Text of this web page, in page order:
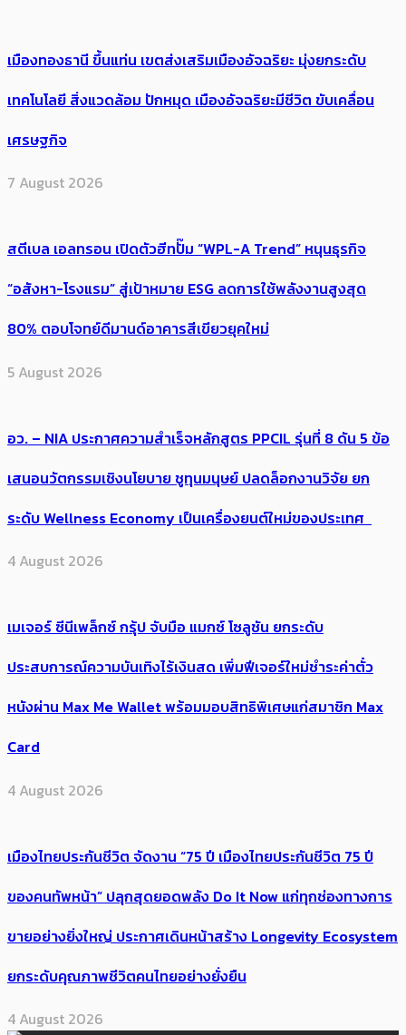
เมืองทองธานี ขึ้นแท่น เขตส่งเสริมเมืองอัจฉริยะ มุ่งยกระดับ
เทคโนโลยี สิ่งแวดล้อม ปักหมุด เมืองอัจฉริยะมีชีวิต ขับเคลื่อน
เศรษฐกิจ
7 August 2026
สตีเบล เอลทรอน เปิดตัวฮีทปั๊ม “WPL-A Trend” หนุนธุรกิจ
“อสังหา-โรงแรม” สู่เป้าหมาย ESG ลดการใช้พลังงานสูงสุด
80% ตอบโจทย์ดีมานด์อาคารสีเขียวยุคใหม่
5 August 2026
อว. – NIA ประกาศความสำเร็จหลักสูตร PPCIL รุ่นที่ 8 ดัน 5 ข้อ
เสนอนวัตกรรมเชิงนโยบาย ชูทุนมนุษย์ ปลดล็อกงานวิจัย ยก
ระดับ Wellness Economy เป็นเครื่องยนต์ใหม่ของประเทศ
4 August 2026
เมเจอร์ ซีนีเพล็กซ์ กรุ้ป จับมือ แมกซ์ โซลูชัน ยกระดับ
ประสบการณ์ความบันเทิงไร้เงินสด เพิ่มฟีเจอร์ใหม่ชำระค่าตั๋ว
หนังผ่าน Max Me Wallet พร้อมมอบสิทธิพิเศษแก่สมาชิก Max
Card
4 August 2026
เมืองไทยประกันชีวิต จัดงาน “75 ปี เมืองไทยประกันชีวิต 75 ปี
ของคนทัพหน้า” ปลุกสุดยอดพลัง Do It Now แก่ทุกช่องทางการ
ขายอย่างยิ่งใหญ่ ประกาศเดินหน้าสร้าง Longevity Ecosystem
ยกระดับคุณภาพชีวิตคนไทยอย่างยั่งยืน
4 August 2026